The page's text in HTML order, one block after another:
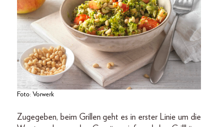
Foto: Vorwerk
Zugegeben, beim Grillen geht es in erster Linie um die